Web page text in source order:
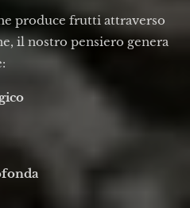
produce frutti attraverso
il nostro pensiero genera